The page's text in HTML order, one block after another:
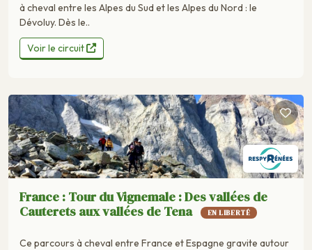
à cheval entre les Alpes du Sud et les Alpes du Nord : le
Dévoluy. Dès le..
Voir le circuit
France : Tour du Vignemale : Des vallées de
Cauterets aux vallées de Tena
EN LIBERTÉ
Ce parcours à cheval entre France et Espagne gravite autour